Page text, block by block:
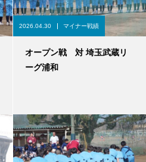
2026.04.30 マイナー戦績
オープン戦 対 埼玉武蔵リ
ーグ浦和